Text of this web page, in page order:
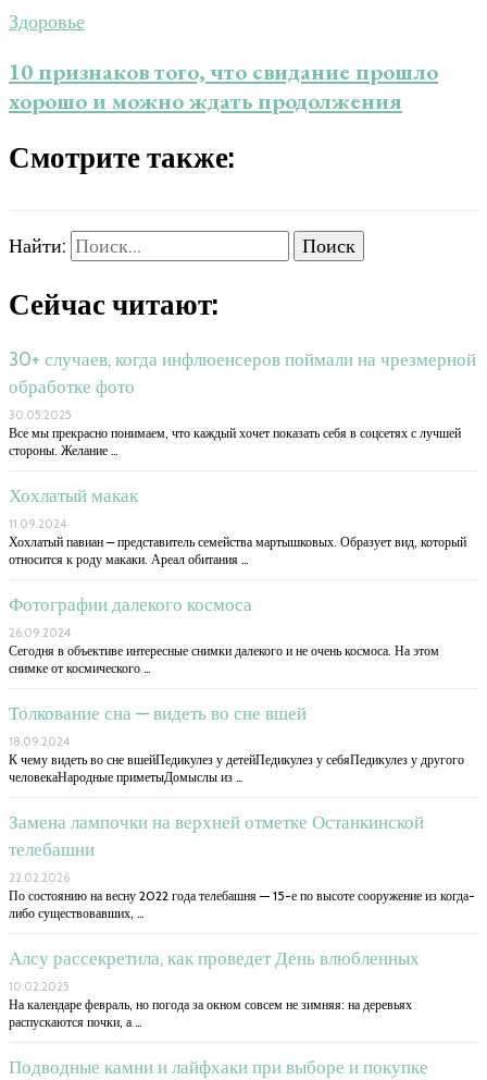
Здоровье
10 признаков того, что свидание прошло
хорошо и можно ждать продолжения
Смотрите также:
Найти:
Сейчас читают:
30+ случаев, когда инфлюенсеров поймали на чрезмерной
обработке фото
30.05.2025
Все мы прекрасно понимаем, что каждый хочет показать себя в соцсетях с лучшей
стороны. Желание …
Хохлатый макак
11.09.2024
Хохлатый павиан – представитель семейства мартышковых. Образует вид, который
относится к роду макаки. Ареал обитания …
Фотографии далекого космоса
26.09.2024
Сегодня в объективе интересные снимки далекого и не очень космоса. На этом
снимке от космического …
Толкование сна — видеть во сне вшей
18.09.2024
К чему видеть во сне вшейПедикулез у детейПедикулез у себяПедикулез у другого
человекаНародные приметыДомыслы из …
Замена лампочки на верхней отметке Останкинской
телебашни
22.02.2026
По состоянию на весну 2022 года телебашня — 15-е по высоте сооружение из когда-
либо существовавших, …
Алсу рассекретила, как проведет День влюбленных
10.02.2025
На календаре февраль, но погода за окном совсем не зимняя: на деревьях
распускаются почки, а …
Подводные камни и лайфхаки при выборе и покупке